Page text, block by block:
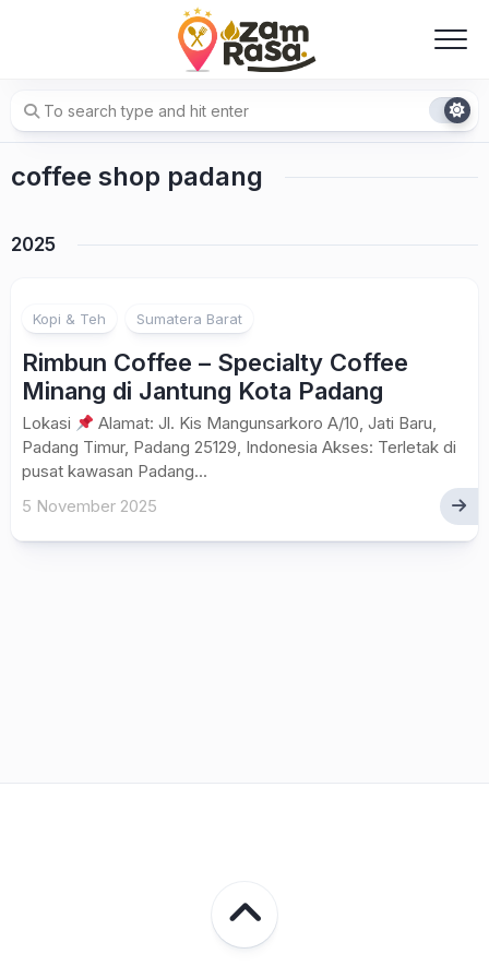
coffee shop padang
2025
Kopi & Teh Sumatera Barat
Rimbun Coffee – Specialty Coffee
Minang di Jantung Kota Padang
Lokasi
Alamat: Jl. Kis Mangunsarkoro A/10, Jati Baru,
Padang Timur, Padang 25129, Indonesia Akses: Terletak di
pusat kawasan Padang...
5 November 2025